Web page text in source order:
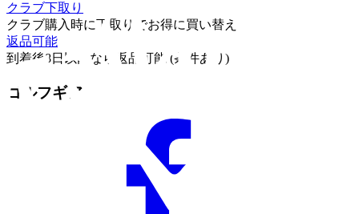
クラブ下取り
クラブ購入時に下取りでお得に買い替え
返品可能
到着後8日以内なら返品可能 (条件あり)
ゴルフギア